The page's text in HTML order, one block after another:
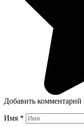
Добавить комментарий
Имя *